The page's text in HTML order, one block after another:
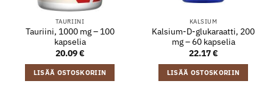
TAURIINI
Tauriini, 1000 mg – 100
kapselia
20.09€
LISÄÄ OSTOSKORIIN
KALSIUM
Kalsium-D-glukaraatti, 200
mg – 60 kapselia
22.17€
LISÄÄ OSTOSKORIIN